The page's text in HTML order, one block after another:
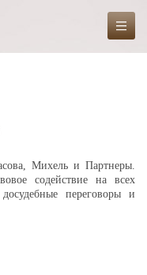
Михель и Партнеры.
содействие на всех
переговоры и